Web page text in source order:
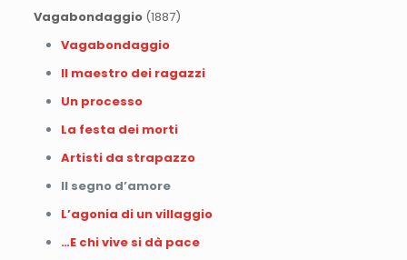
Vagabondaggio(1887)
Vagabondaggio
Il maestro dei ragazzi
Un processo
La festa dei morti
Artisti da strapazzo
Il segno d’amore
L’agonia di un villaggio
…E chi vive si dà pace